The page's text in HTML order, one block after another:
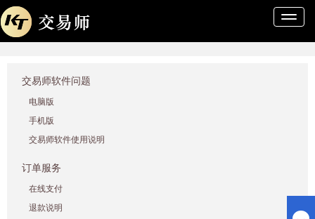
导
交易师软件问题
电脑版
手机版
交易师软件使用说明
订单服务
在线支付
退款说明